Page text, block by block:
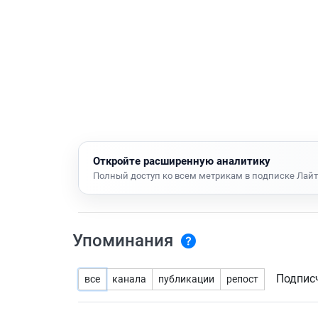
Откройте расширенную аналитику
Полный доступ ко всем метрикам в подписке Лайт
Упоминания
все канала публикации репост